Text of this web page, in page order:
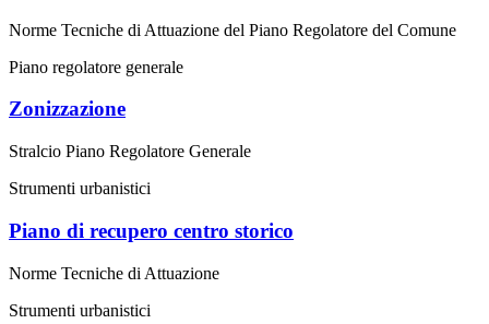
Norme Tecniche di Attuazione del Piano Regolatore del Comune
Piano regolatore generale
Zonizzazione
Stralcio Piano Regolatore Generale
Strumenti urbanistici
Piano di recupero centro storico
Norme Tecniche di Attuazione
Strumenti urbanistici